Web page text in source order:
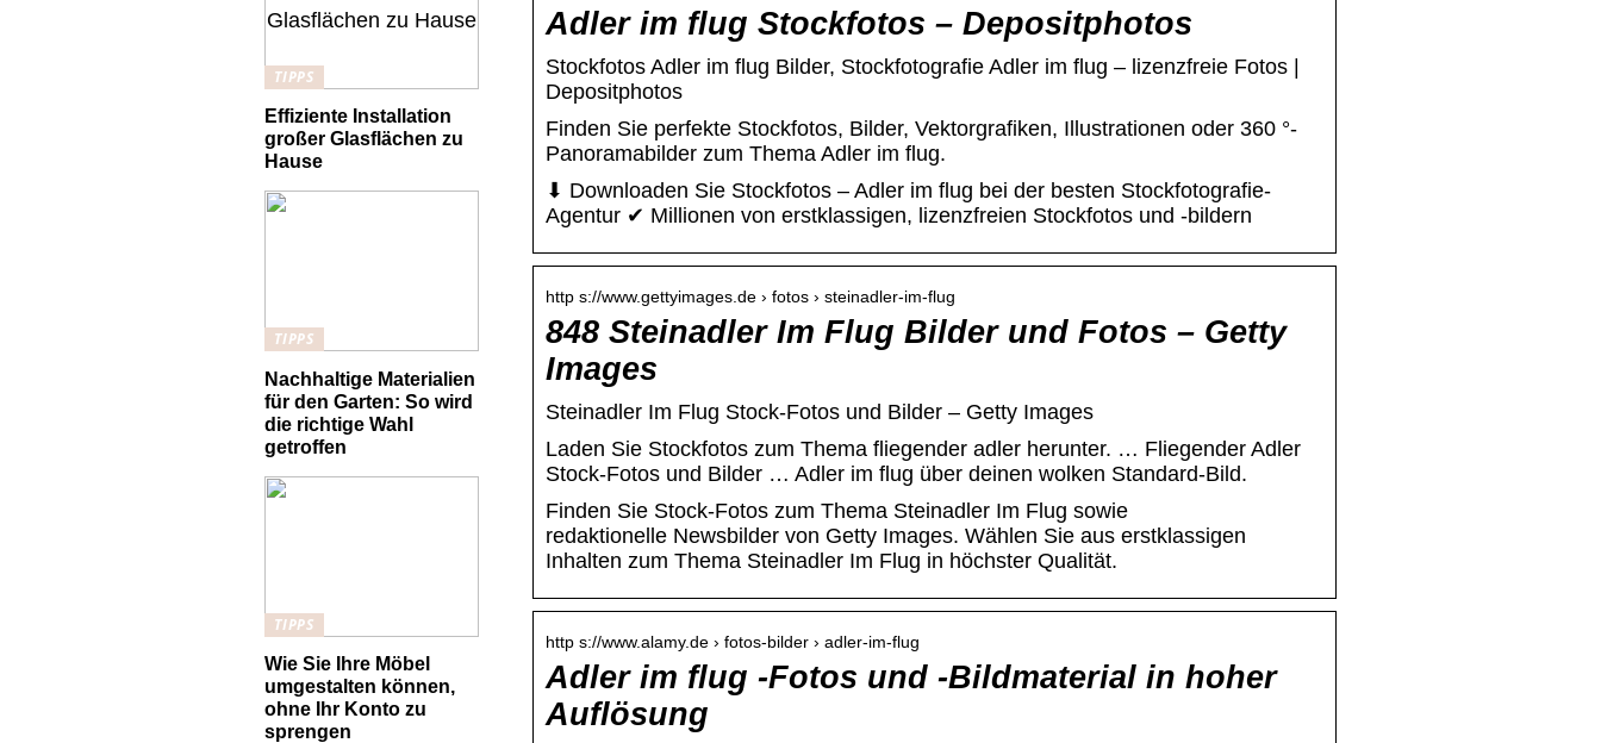
Adler im flug Stockfotos – Depositphotos
Stockfotos Adler im flug Bilder, Stockfotografie Adler im flug – lizenzfreie Fotos |
Depositphotos
Finden Sie perfekte Stockfotos, Bilder, Vektorgrafiken, Illustrationen oder 360 °-
Panoramabilder zum Thema Adler im flug.
⬇ Downloaden Sie Stockfotos – Adler im flug bei der besten Stockfotografie-
Agentur ✔ Millionen von erstklassigen, lizenzfreien Stockfotos und -bildern
http s://www.gettyimages.de › fotos › steinadler-im-flug
848 Steinadler Im Flug Bilder und Fotos – Getty
Images
Steinadler Im Flug Stock-Fotos und Bilder – Getty Images
Laden Sie Stockfotos zum Thema fliegender adler herunter. … Fliegender Adler
Stock-Fotos und Bilder … Adler im flug über deinen wolken Standard-Bild.
Finden Sie Stock-Fotos zum Thema Steinadler Im Flug sowie
redaktionelle Newsbilder von Getty Images. Wählen Sie aus erstklassigen
Inhalten zum Thema Steinadler Im Flug in höchster Qualität.
http s://www.alamy.de › fotos-bilder › adler-im-flug
Adler im flug -Fotos und -Bildmaterial in hoher
Auflösung
TIPPS
Effiziente Installation
großer Glasflächen zu
Hause
TIPPS
Nachhaltige Materialien
für den Garten: So wird
die richtige Wahl
getroffen
TIPPS
Wie Sie Ihre Möbel
umgestalten können,
ohne Ihr Konto zu
sprengen